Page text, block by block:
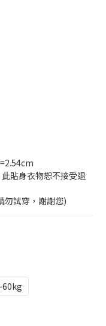
貼身衣物恕不接受退
勿試穿，謝謝您)